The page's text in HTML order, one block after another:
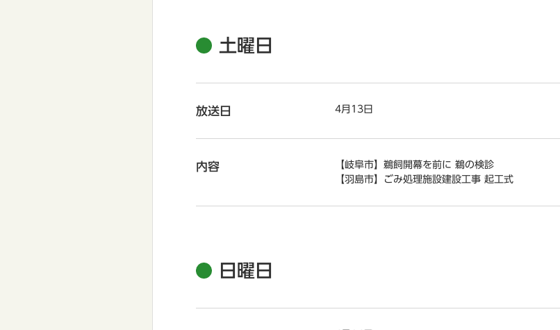
土曜日
放送日 4月13日
内容
【岐阜市】鵜飼開幕を前に 鵜の検診
【羽島市】ごみ処理施設建設工事 起工式
日曜日